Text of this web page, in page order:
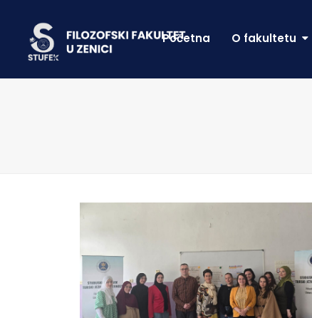
Početna O fakultetu